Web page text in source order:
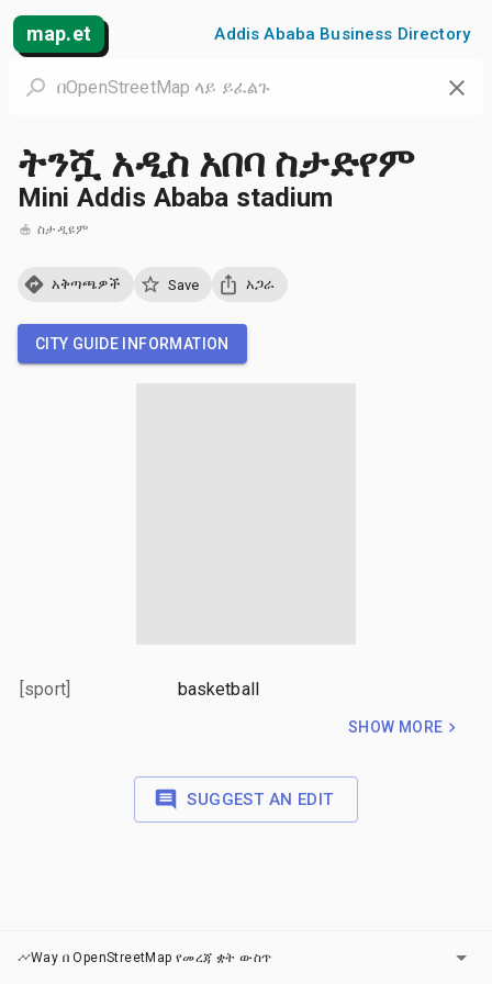
map.et Addis Ababa Business Directory
ትንሿ አዲስ አበባ ስታድየም
Mini Addis Ababa stadium
ስታዲዩም
አቅጣጫዎች Save አጋራ
CITY GUIDE INFORMATION
[sport] basketball
SHOW MORE
SUGGEST AN EDIT
Way በ OpenStreetMap የመረጃ ቋት ውስጥ ካርታዎች